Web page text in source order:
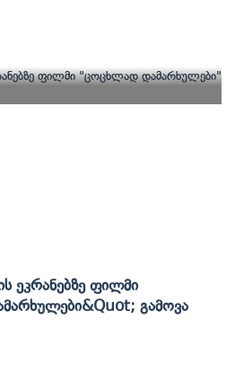
Ეკრანებზე Ფილმი
Გამოვა